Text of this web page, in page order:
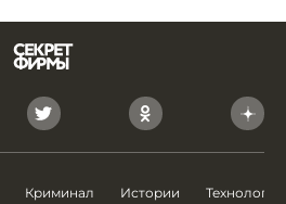
Криминал Истории Технологии